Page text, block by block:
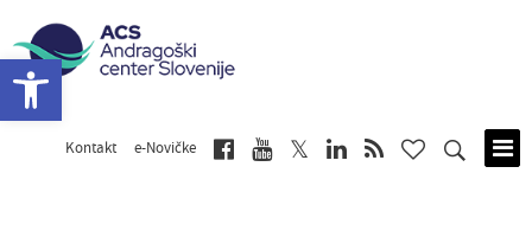
Kontakt e-Novičke
Open toolbar